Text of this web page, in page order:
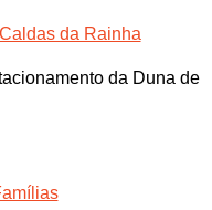
da Rainha
da Duna de